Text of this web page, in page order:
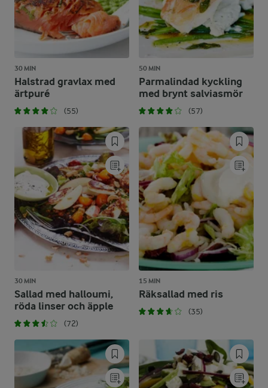
30 MIN
Halstrad gravlax med
ärtpuré
(55)
50 MIN
Parmalindad kyckling
med brynt salviasmör
(57)
30 MIN
Sallad med halloumi,
röda linser och äpple
(72)
15 MIN
Räksallad med ris
(35)